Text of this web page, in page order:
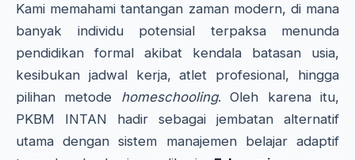
Kami memahami tantangan zaman modern, di mana
banyak individu potensial terpaksa menunda
pendidikan formal akibat kendala batasan usia,
kesibukan jadwal kerja, atlet profesional, hingga
pilihan metode homeschooling. Oleh karena itu,
PKBM INTAN hadir sebagai jembatan alternatif
utama dengan sistem manajemen belajar adaptif